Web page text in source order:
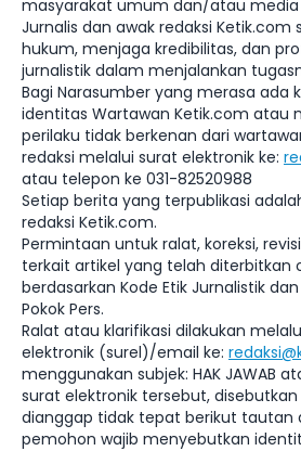
masyarakat umum dan/atau media
Jurnalis dan awak redaksi
hukum, menjaga kredibilitas, dan
jurnalistik dalam menjalankan
Bagi Narasumber yang merasa ada
identitas Wartawan Ketik.com atau
perilaku tidak berkenan dari
redaksi melalui surat elektronik ke:
atau telepon ke 031-82520988
Setiap berita yang terpublikasi
redaksi Ketik.com.
Permintaan untuk ralat, koreksi,
terkait artikel yang telah diterbitkan
berdasarkan Kode Etik Jurnalistik
Pokok Pers.
Ralat atau klarifikasi dilakukan
elektronik (surel)/email ke:
menggunakan subjek: HAK JAWAB
surat elektronik tersebut,
dianggap tidak tepat berikut tautan
pemohon wajib menyebutkan